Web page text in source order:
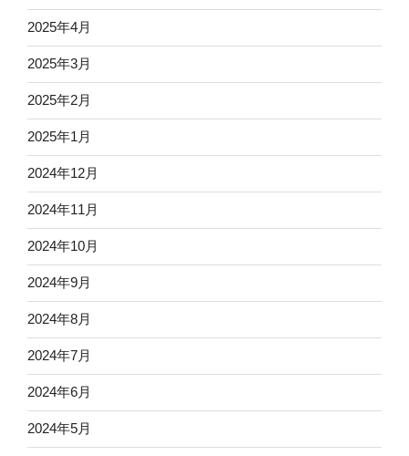
2025年4月
2025年3月
2025年2月
2025年1月
2024年12月
2024年11月
2024年10月
2024年9月
2024年8月
2024年7月
2024年6月
2024年5月